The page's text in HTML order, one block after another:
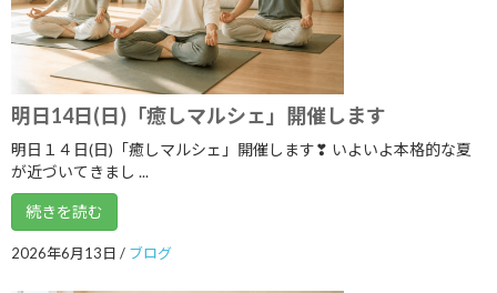
2021年5月
2021年4月
2021年3月
2021年2月
2021年1月
2020年12月
明日14日(日)「癒しマルシェ」開催します
明日１４日(日)「癒しマルシェ」開催します❣ いよいよ本格的な夏
が近づいてきまし ...
続きを読む
2026年6月13日 / ブログ